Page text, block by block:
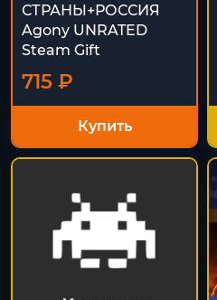
СТРАНЫ+РОССИЯ
Agony UNRATED
Steam Gift
715 ₽
Купить